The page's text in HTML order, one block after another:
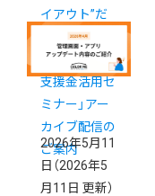
イアウト”だ
った！カラー
ミーショップ
支援金活用セ
ミナー」アー
カイブ配信の
ご案内
2026年5月11
日 （2026年5
月11日 更新）